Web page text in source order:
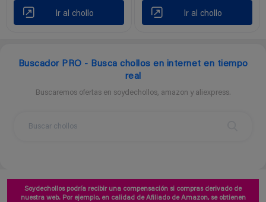
Ir al chollo Ir al chollo
Buscador PRO - Busca chollos en internet en tiempo
real
Buscaremos ofertas en soydechollos, amazon y aliexpress.
Soydechollos podría recibir una compensación si compras derivado de
nuestra web. Por ejemplo, en calidad de Afiliado de Amazon, se obtienen